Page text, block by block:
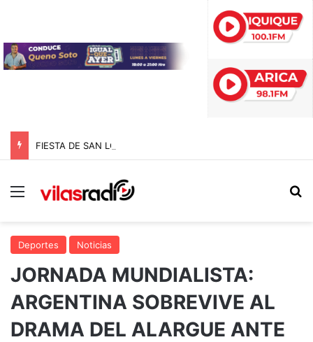
Menú
Deportes Noticias
JORNADA MUNDIALISTA:
ARGENTINA SOBREVIVE AL
DRAMA DEL ALARGUE ANTE